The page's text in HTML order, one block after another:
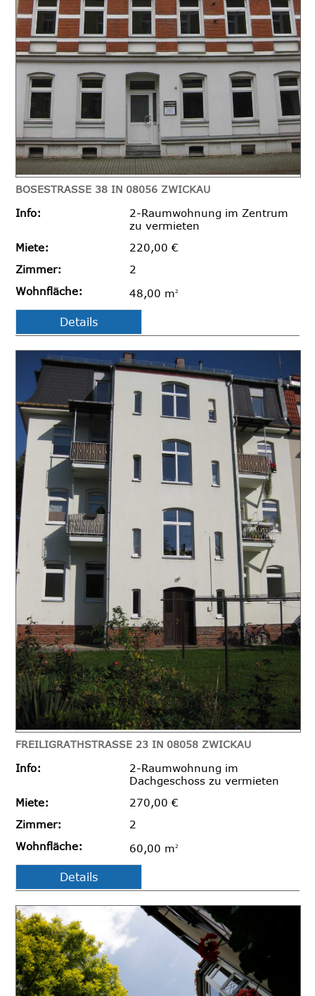
BOSESTRASSE 38 IN 08056 ZWICKAU
Info:
2-Raumwohnung im Zentrum
zu vermieten
Miete:
220,00 €
Zimmer:
2
Wohnfläche:
48,00 m2
Details
FREILIGRATHSTRASSE 23 IN 08058 ZWICKAU
Info:
2-Raumwohnung im
Dachgeschoss zu vermieten
Miete:
270,00 €
Zimmer:
2
Wohnfläche:
60,00 m2
Details